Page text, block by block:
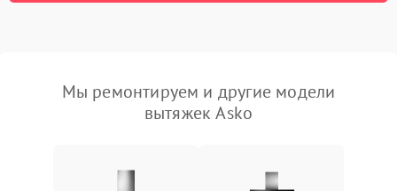
Мы ремонтируем и другие модели
вытяжек Asko